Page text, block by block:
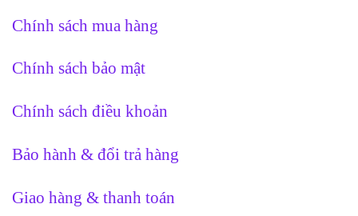
Chính sách mua hàng
Chính sách bảo mật
Chính sách điều khoản
Bảo hành & đổi trả hàng
Giao hàng & thanh toán